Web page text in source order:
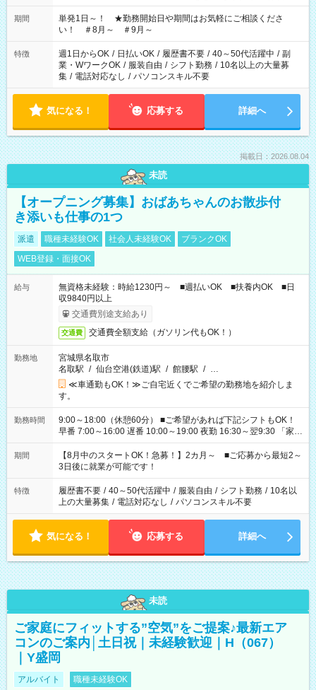
お気軽にご相談ください！
期間
単発1日～！ ★勤務開始日や期間はお気軽にご相談くださ
い！ ＃8月～ ＃9月～
特徴 週1日からOK / 日払いOK / 履歴書不要 / 40～50代活躍中 / 副
業・WワークOK / 服装自由 / シフト勤務 / 10名以上の大量募
集 / 電話対応なし / パソコンスキル不要
気になる！ 応募する 詳細へ
掲載日：2026.08.04
未読
【オープニング募集】おばあちゃんのお散歩付
き添いも仕事の1つ
派遣 職種未経験OK 社会人未経験OK
ブランクOK
WEB登録・面接OK
給与
無資格未経験：時給1230円～ ■週払いOK ■扶養内OK ■日
収9840円以上
交通費別途支給あり
交通費 交通費全額支給（ガソリン代もOK！）
勤務地
宮城県名取市
名取駅 / 仙台空港(鉄道)駅 / 館腰駅 / …
≪車通勤もOK！≫ご自宅近くでご希望の勤務地を紹介しま
す。
勤務時間
9:00～18:00（休憩60分） ■ご希望があれば下記シフトもOK！
早番 7:00～16:00 遅番 10:00～19:00 夜勤 16:30～翌9:30 「家族
と休みを合わせたい」 「余裕を持って夕飯の準備がしたい」
「できれば残業はしたくない」 など、ご希望を教えてください
ね。 ※Wワーク希望の方へ 今ご覧のお仕事で希望する勤務時間
と、もう1つのお仕事の勤務時間。 合計で週40時間を超える場
合は応募できません。
期間
【8月中のスタートOK！急募！】2カ月～ ■ご応募から最短2～
3日後に就業が可能です！
特徴 履歴書不要 / 40～50代活躍中 / 服装自由 / シフト勤務 / 10名以
上の大量募集 / 電話対応なし / パソコンスキル不要
気になる！ 応募する 詳細へ
未読
ご家庭にフィットする”空気”をご提案♪最新エア
コンのご案内│土日祝｜未経験歓迎｜H（067）
｜Y盛岡
アルバイト 職種未経験OK